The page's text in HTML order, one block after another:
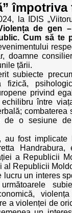
împotriva
la IDIS
de gen
Cum să te
doamne
țării.
subiecte
privind
între
combaterea
de o sesiune
au fost implicate
a Republicii
al Republicii
lucru un interes
a violenței de